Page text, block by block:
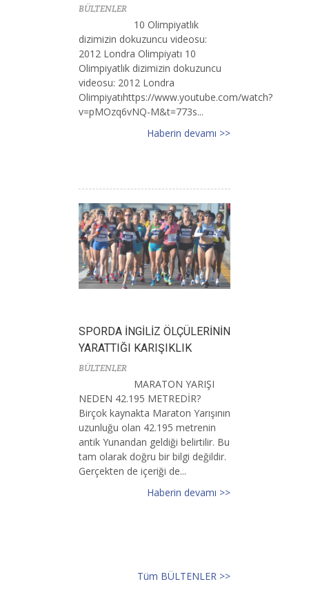
BÜLTENLER
10 Olimpiyatlık
dizimizin dokuzuncu videosu:
2012 Londra Olimpiyatı 10
Olimpiyatlık dizimizin dokuzuncu
videosu: 2012 Londra
Olimpiyatıhttps://www.youtube.com/watch?
v=pMOzq6vNQ-M&t=773s...
Haberin devamı >>
SPORDA İNGİLİZ ÖLÇÜLERİNİN
YARATTIĞI KARIŞIKLIK
BÜLTENLER
MARATON YARIŞI
NEDEN 42.195 METREDİR?
Birçok kaynakta Maraton Yarışının
uzunluğu olan 42.195 metrenin
antik Yunandan geldiği belirtilir. Bu
tam olarak doğru bir bilgi değildir.
Gerçekten de içeriği de...
Haberin devamı >>
Tüm BÜLTENLER >>